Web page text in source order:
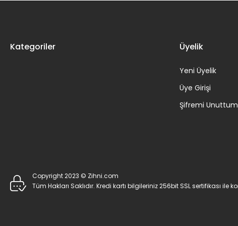
Kategoriler Üyelik
Yeni Üyelik
Üye Girişi
Şifremi Unuttum
Copyright 2023 © Zihni.com
Tüm Hakları Saklıdır. Kredi kartı bilgileriniz 256bit SSL sertifikası ile